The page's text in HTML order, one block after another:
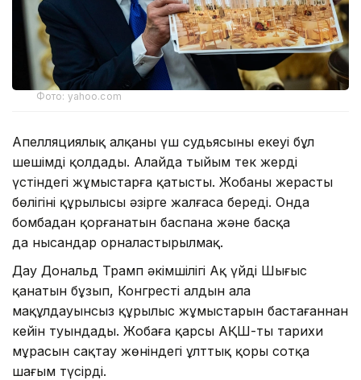
Фото: yahoo.com
Апелляциялық алқаның үш судьясының екеуі бұл
шешімді қолдады. Алайда тыйым тек жердің
үстіндегі жұмыстарға қатысты. Жобаның жерасты
бөлігінің құрылысы әзірге жалғаса береді. Онда
бомбадан қорғанатын баспана және басқа
да нысандар орналастырылмақ.
Дау Дональд Трамп әкімшілігі Ақ үйдің Шығыс
қанатын бұзып, Конгрестің алдын ала
мақұлдауынсыз құрылыс жұмыстарын бастағаннан
кейін туындады. Жобаға қарсы АҚШ-тың тарихи
мұрасын сақтау жөніндегі ұлттық қоры сотқа
шағым түсірді.